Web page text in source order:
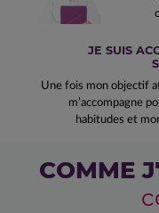
JE SUIS
Une fois mon objectif
m’accompagne
habitudes et
COMME